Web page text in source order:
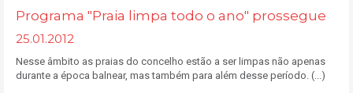
Programa "Praia limpa todo o ano" prossegue
25.01.2012
Nesse âmbito as praias do concelho estão a ser limpas não apenas
durante a época balnear, mas também para além desse período. (...)